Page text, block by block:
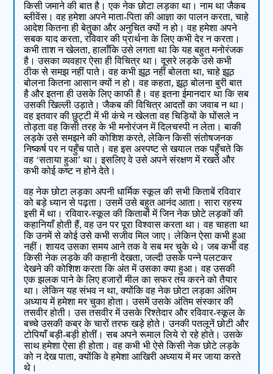
किसी जमाने की बात है। एक नेक छोटा लड़का था। नाम था जैकब
ब्लीवेंस। वह हमेशा अपने माता-पिता की आज्ञा का पालन करता, चाहे
आदेश कितना ही बेतुका और अनुचित क्यों न हो। वह हमेशा अपने
सबक याद करता, रविवार की प्रार्थना के लिए कभी देर न करता।
कभी ताश न खेलता, हालाँकि उसे लगता था कि यह बहुत मनोरंजक
है। उसका व्यवहार ऐसा ही विचित्र था। दूसरे लड़के उसे कभी
ठीक से समझ नहीं पाते। वह कभी झूठ नहीं बोलता था, चाहे झूठ
बोलना कितना आसान क्यों न हो। वह कहता, झूठ बोलना बुरी बात
है और इतना ही उसके लिए काफी है। वह इतना ईमानदार था कि सब
उसकी खिल्ली उड़ाते। जैकब की विचित्र आदतों का जवाब न था।
वह इतवार की छुट्टी में भी कंचे न खेलता वह चिड़ियों के घोंसले न
तोड़ता वह किसी तरह के भी मनोरंजन में दिलचस्पी न लेता। बाकी
लड़के उसे समझने की कोशिश करते, लेकिन किसी संतोषजनक
निष्कर्ष पर न पहुँच पाते। वह इस अस्पष्ट से खयाल तक पहुँचते कि
वह ‘सताया हुआ’ था। इसलिए वे उसे अपने संरक्षण में रखते और
कभी कोई कष्ट न होने देते।
वह नेक छोटा लड़का अपनी धार्मिक स्कूल की सभी किताबें रविवार
को बड़े ध्यान से पढ़ता। उसमें उसे बहुत आनंद आता। सारा रहस्य
इसी में था। रविवार-स्कूल की किताबों में जिन नेक छोटे लड़कों की
कहानियाँ होती हैं, वह उन पर पूरा विश्वास करता था। वह चाहता था
कि उनमें से कोई उसे कभी सजीव मिल जाए। लेकिन ऐसा कभी हुआ
नहीं। शायद उसका समय आने तक वे सब मर चुके थे। जब कभी वह
किसी नेक लड़के की कहानी देखता, जल्दी उसके पन्ने पलटकर
देखने की कोशिश करता कि अंत में उसका क्या हुआ। वह उसकी
एक झलक पाने के लिए हजारों मील का सफर तय करने को तैयार
था। लेकिन यह संभव न था, क्योंकि वह नेक छोटा लड़का अंतिम
अध्याय में हमेशा मर चुका होता। उसमें उसके अंतिम संस्कार की
तसवीर होती। उस तसवीर में उसके रिश्तेदार और रविवार-स्कूल के
बच्चे उसकी कब्र के चारों तरफ खड़े होते। उनकी पतलूनें छोटी और
टोपियाँ बड़ी-बड़ी होतीं। सब अपने रूमाल लिये रो रहे होते। उसके
साथ हमेशा ऐसा ही होता। वह कभी भी ऐसे किसी नेक छोटे लड़के
को न देख पाता, क्योंकि वे हमेशा आखिरी अध्याय में मर जाया करते
थे।